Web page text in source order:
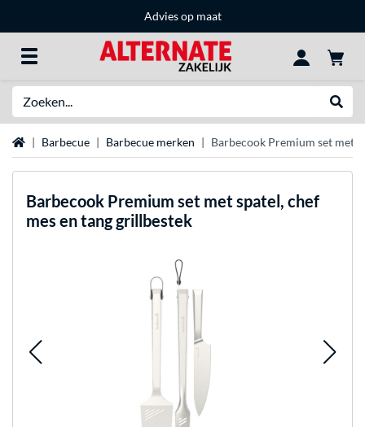
Advies op maat
Home Barbecue Barbecue merken Barbecook Premium set met
Barbecook Premium set met spatel, chef
mes en tang grillbestek